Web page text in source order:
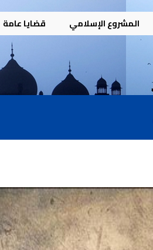
المشروع الإسلامي قضايا عامة